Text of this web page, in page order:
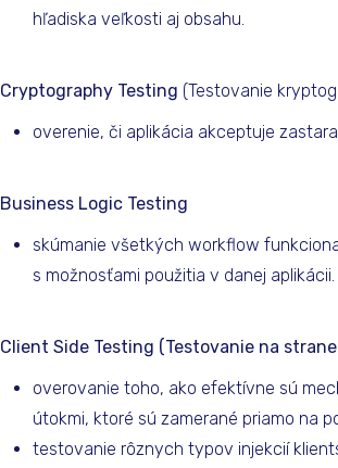
hľadiska veľkosti aj obsahu.
Cryptography Testing (Testovanie
overenie, či aplikácia akceptuje
Business Logic Testing
skúmanie všetkých workflow
s možnosťami použitia v danej aplikácii.
Client Side Testing (Testovanie na
overovanie toho, ako efektívne sú
útokmi, ktoré sú zamerané priamo na
testovanie rôznych typov injekcií